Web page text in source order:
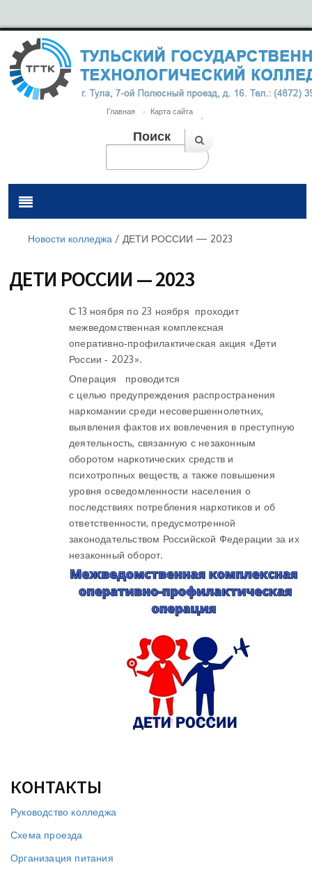
Главная Карта сайта
Поиск
Новости колледжа / ДЕТИ РОССИИ — 2023
ДЕТИ РОССИИ — 2023
С 13 ноября по 23 ноября проходит
межведомственная комплексная
оперативно‑профилактическая акция «Дети
России ‑ 2023».
Операция проводится
с целью предупреждения распространения
наркомании среди несовершеннолетних,
выявления фактов их вовлечения в преступную
деятельность, связанную с незаконным
оборотом наркотических средств и
психотропных веществ, а также повышения
уровня осведомленности населения о
последствиях потребления наркотиков и об
ответственности, предусмотренной
законодательством Российской Федерации за их
незаконный оборот.
КОНТАКТЫ
Руководство колледжа
Схема проезда
Организация питания